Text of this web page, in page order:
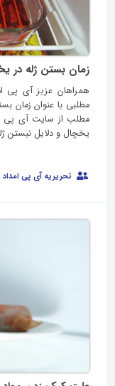
زمان بستن ژله در
همراهان عزیز آی پی
مطلبی با عنوان زمان
مطلب از سایت آی پی
یخچال و دلایل نبستن
تحریریه آی پی امداد